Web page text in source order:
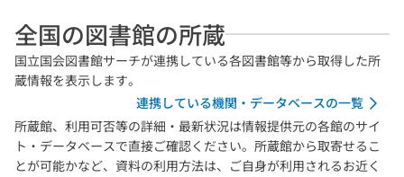
全国の図書館の所蔵
国立国会図書館サーチが連携している各図書館等から取得した所
蔵情報を表示します。
連携している機関・データベースの一覧
所蔵館、利用可否等の詳細・最新状況は情報提供元の各館のサイ
ト・データベースで直接ご確認ください。所蔵館から取寄せるこ
とが可能かなど、資料の利用方法は、ご自身が利用されるお近く